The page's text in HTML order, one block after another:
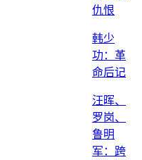
仇恨
韩少
功：革
命后记
汪晖、
罗岗、
鲁明
军：跨